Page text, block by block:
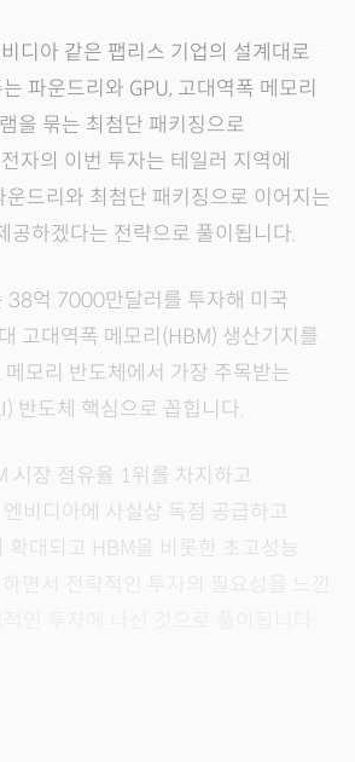
디아 같은 팹리스 기업의 설계대로
파운드리와 GPU, 고대역폭 메모리
을 묶는 최첨단 패키징으로
자의 이번 투자는 테일러 지역에
운드리와 최첨단 패키징으로 이어지는
공하겠다는 전략으로 풀이됩니다.
38억 7000만달러를 투자해 미국
고대역폭 메모리(HBM) 생산기지를
모리 반도체에서 가장 주목받는
반도체 핵심으로 꼽힙니다.
시장 점유율 1위를 차지하고
비디아에 사실상 독점 공급하고
확대되고 HBM을 비롯한 초고성능
면서 전략적인 투자의 필요성을 느낀